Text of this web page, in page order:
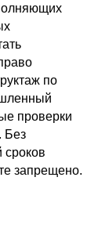
по
проверки
Без
сроков
запрещено.